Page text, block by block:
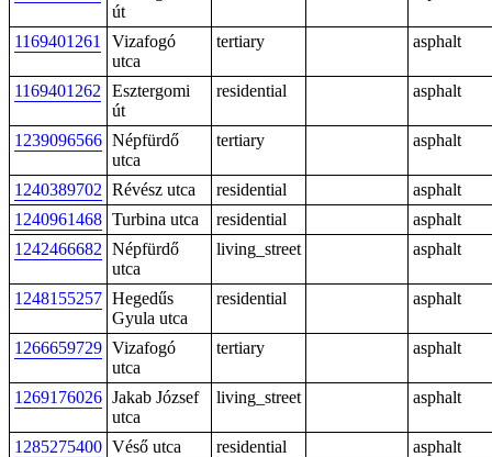
út
1169401261
Vizafogó
utca
tertiary asphalt
1169401262
Esztergomi
út
residential asphalt
1239096566 Népfürdő
utca
tertiary asphalt
1240389702 Révész utca residential
asphalt
1240961468 Turbina utca residential
asphalt
1242466682 Népfürdő
utca
living_street asphalt
1248155257 Hegedűs
Gyula utca
residential asphalt
1266659729 Vizafogó
utca
tertiary asphalt
1269176026 Jakab József
utca
living_street asphalt
1285275400 Véső utca residential
asphalt